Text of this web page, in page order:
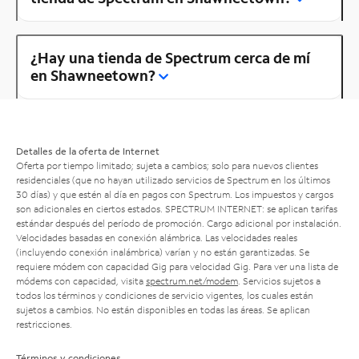
¿Hay una tienda de Spectrum cerca de mí
en Shawneetown?
Detalles de la oferta de Internet
Oferta por tiempo limitado; sujeta a cambios; solo para nuevos clientes
residenciales (que no hayan utilizado servicios de Spectrum en los últimos
30 días) y que estén al día en pagos con Spectrum. Los impuestos y cargos
son adicionales en ciertos estados. SPECTRUM INTERNET: se aplican tarifas
estándar después del período de promoción. Cargo adicional por instalación.
Velocidades basadas en conexión alámbrica. Las velocidades reales
(incluyendo conexión inalámbrica) varían y no están garantizadas. Se
requiere módem con capacidad Gig para velocidad Gig. Para ver una lista de
módems con capacidad, visita spectrum.net/modem . Servicios sujetos a
todos los términos y condiciones de servicio vigentes, los cuales están
sujetos a cambios. No están disponibles en todas las áreas. Se aplican
restricciones.